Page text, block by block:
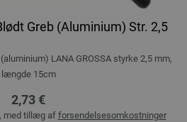
Greb (Aluminium) Str. 2,5
LANA GROSSA styrke 2,5 mm,
længde 15cm
2,73 €
med tillæg af forsendelsesomkostninger